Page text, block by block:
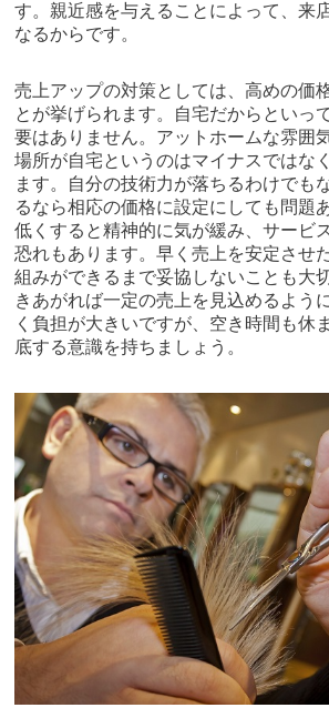
す。親近感を与えることによって、来
なるからです。
売上アップの対策としては、高めの価
とが挙げられます。自宅だからといっ
要はありません。アットホームな雰囲
場所が自宅というのはマイナスではな
ます。自分の技術力が落ちるわけでも
るなら相応の価格に設定にしても問題
低くすると精神的に気が緩み、サービ
恐れもあります。早く売上を安定させ
組みができるまで妥協しないことも大
きあがれば一定の売上を見込めるよう
く負担が大きいですが、空き時間も休
底する意識を持ちましょう。